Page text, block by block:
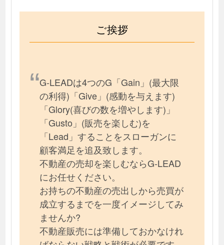
ご挨拶
G-LEADは4つのG「Gain」(最大限
の利得)「Give」(感動を与えます)
「Glory(喜びの数を増やします)」
「Gusto」(販売を楽しむ)を
「Lead」することをスローガンに
顧客満足を追及致します。
不動産の売却を楽しむならG-LEAD
にお任せください。
お持ちの不動産の売出しから売買が
成立するまでを一度イメージしてみ
ませんか?
不動産販売には準備しておかなけれ